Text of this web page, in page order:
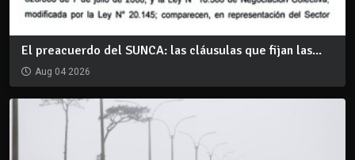
El preacuerdo del SUNCA: las cláusulas que fijan las...
Aug 04 2026